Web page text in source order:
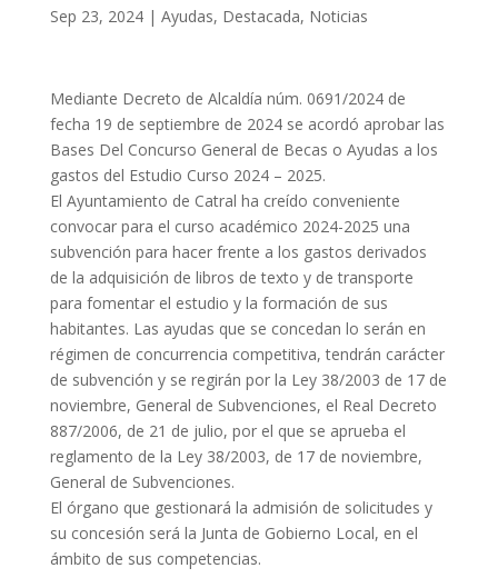
Sep 23, 2024| Ayudas, Destacada, Noticias
Mediante Decreto de Alcaldía núm. 0691/2024 de
fecha 19 de septiembre de 2024 se acordó aprobar las
Bases Del Concurso General de Becas o Ayudas a los
gastos del Estudio Curso 2024 – 2025.
El Ayuntamiento de Catral ha creído conveniente
convocar para el curso académico 2024-2025 una
subvención para hacer frente a los gastos derivados
de la adquisición de libros de texto y de transporte
para fomentar el estudio y la formación de sus
habitantes. Las ayudas que se concedan lo serán en
régimen de concurrencia competitiva, tendrán carácter
de subvención y se regirán por la Ley 38/2003 de 17 de
noviembre, General de Subvenciones, el Real Decreto
887/2006, de 21 de julio, por el que se aprueba el
reglamento de la Ley 38/2003, de 17 de noviembre,
General de Subvenciones.
El órgano que gestionará la admisión de solicitudes y
su concesión será la Junta de Gobierno Local, en el
ámbito de sus competencias.